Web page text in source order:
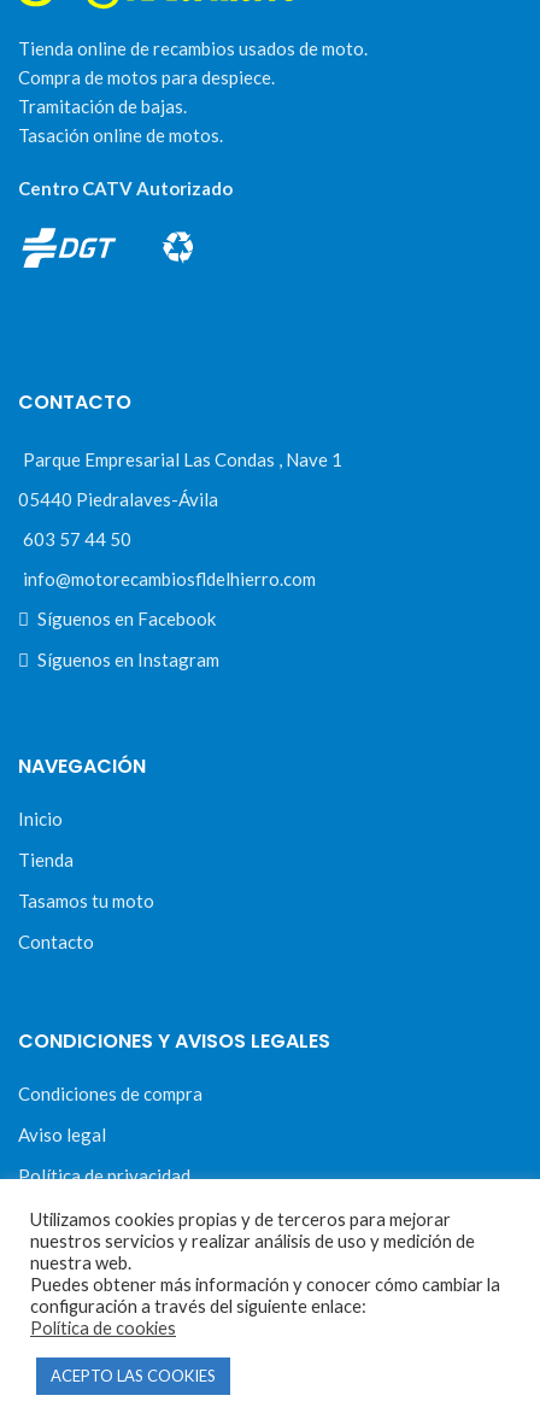
Tienda online de recambios usados de moto.
Compra de motos para despiece.
Tramitación de bajas.
Tasación online de motos.
Centro CATV Autorizado
CONTACTO
Parque Empresarial Las Condas , Nave 1
05440 Piedralaves-Ávila
603 57 44 50
info@motorecambiosfldelhierro.com
Síguenos en Facebook
Síguenos en Instagram
NAVEGACIÓN
Inicio
Tienda
Tasamos tu moto
Contacto
CONDICIONES Y AVISOS LEGALES
Condiciones de compra
Aviso legal
Política de privacidad
Política de cookies
Utilizamos cookies propias y de terceros para mejorar
nuestros servicios y realizar análisis de uso y medición de
nuestra web.
Puedes obtener más información y conocer cómo cambiar la
configuración a través del siguiente enlace:
Política de cookies
ACEPTO LAS COOKIES